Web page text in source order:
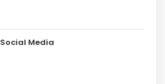
Social Media